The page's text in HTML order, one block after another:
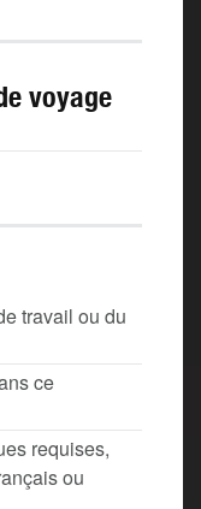
voyage
travail ou du
ce
requises,
ou